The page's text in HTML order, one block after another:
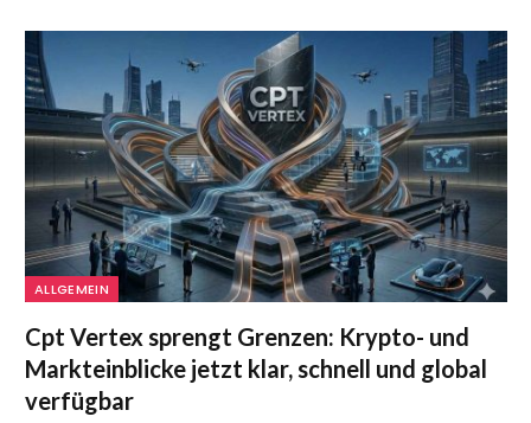
ALLGEMEIN
Cpt Vertex sprengt Grenzen: Krypto- und
Markteinblicke jetzt klar, schnell und global
verfügbar